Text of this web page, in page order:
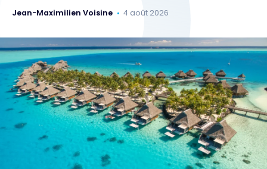
Jean-Maximilien Voisine 4 août 2026